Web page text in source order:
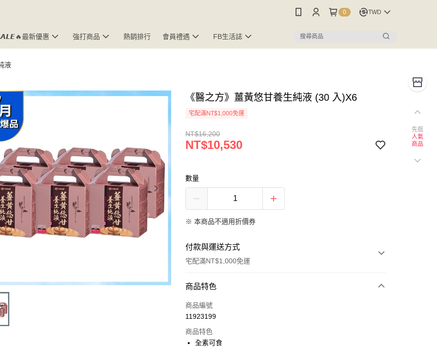
0 TWD
最新優惠 強打商品 熱銷排行 會員禮遇 FB生活誌
液
《醫之方》薑黃悠甘養生純液 (30 入)X6
宅配滿NT$1,000免運
NT$16,200
NT$10,530
數量
※ 本商品不適用折價券
付款與運送方式
宅配滿NT$1,000免運
付款方式
信用卡一次付款
3 期 0 利率 每期
商品特色
商品編號
11923199
商品特色
全素可食
先逛
人氣
商品